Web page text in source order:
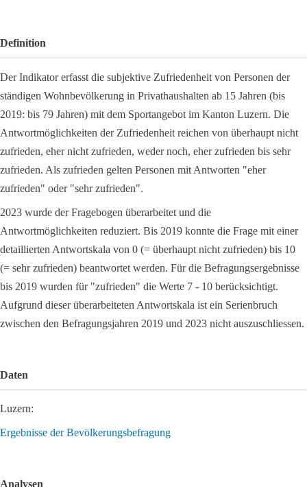
Definition
Der Indikator erfasst die subjektive Zufriedenheit von Personen der
ständigen Wohnbevölkerung in Privathaushalten ab 15 Jahren (bis
2019: bis 79 Jahren) mit dem Sportangebot im Kanton Luzern. Die
Antwortmöglichkeiten der Zufriedenheit reichen von überhaupt nicht
zufrieden, eher nicht zufrieden, weder noch, eher zufrieden bis sehr
zufrieden. Als zufrieden gelten Personen mit Antworten "eher
zufrieden" oder "sehr zufrieden".
2023 wurde der Fragebogen überarbeitet und die
Antwortmöglichkeiten reduziert. Bis 2019 konnte die Frage mit einer
detaillierten Antwortskala von 0 (= überhaupt nicht zufrieden) bis 10
(= sehr zufrieden) beantwortet werden. Für die Befragungsergebnisse
bis 2019 wurden für "zufrieden" die Werte 7 - 10 berücksichtigt.
Aufgrund dieser überarbeiteten Antwortskala ist ein Serienbruch
zwischen den Befragungsjahren 2019 und 2023 nicht auszuschliessen.
Daten
Luzern:
Ergebnisse der Bevölkerungsbefragung
Analysen